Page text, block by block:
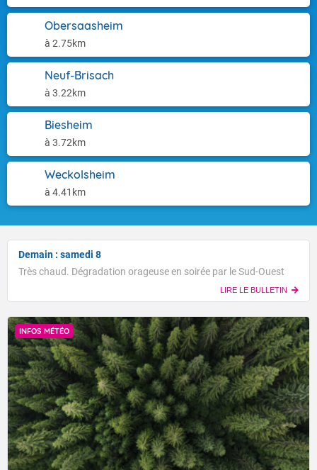
Obersaasheim
à 2.75km
Neuf-Brisach
à 3.22km
Biesheim
à 3.72km
Weckolsheim
à 4.41km
Demain : samedi 8
Très chaud. Dégradation orageuse en soirée par le Sud-Ouest
LIRE LE BULLETIN
INFOS MÉTÉO